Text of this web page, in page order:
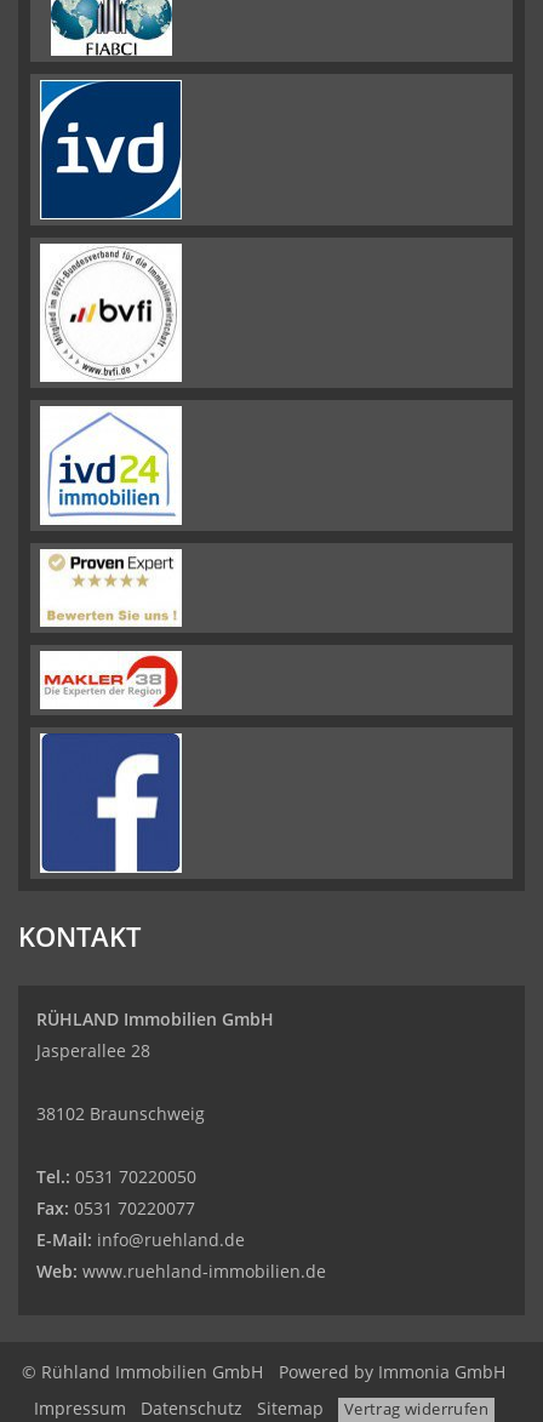
KONTAKT
RÜHLAND Immobilien GmbH
Jasperallee 28
38102 Braunschweig
Tel.: 0531 70220050
Fax: 0531 70220077
E-Mail: info@ruehland.de
Web: www.ruehland-immobilien.de
© Rühland Immobilien GmbH Powered by Immonia GmbH
Impressum
Datenschutz Sitemap Vertrag widerrufen